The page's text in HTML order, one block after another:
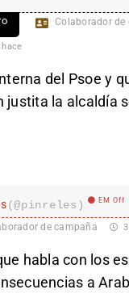
Colaborador de
hace
del Psoe y
justita la alcaldía
(@pinreles) EM Off
de campaña
habla con los
a